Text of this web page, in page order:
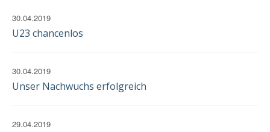
30.04.2019
U23 chancenlos
30.04.2019
Unser Nachwuchs erfolgreich
29.04.2019